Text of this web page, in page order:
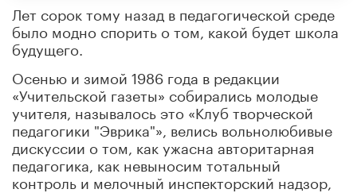
Лет сорок тому назад в педагогической среде
было модно спорить о том, какой будет школа
будущего.
Осенью и зимой 1986 года в редакции
«Учительской газеты» собирались молодые
учителя, называлось это «Клуб творческой
педагогики "Эврика"», велись вольнолюбивые
дискуссии о том, как ужасна авторитарная
педагогика, как невыносим тотальный
контроль и мелочный инспекторский надзор,